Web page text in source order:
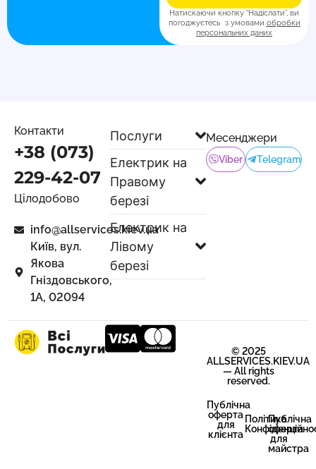
Натискаючи кнопку “Надіслати”, ви
погоджуєтесь з умовами обробки
персональних даних
Контакти
+38 (073)
229-42-07
Цілодобово
info@allservices.kiev.ua
Київ, вул.
Якова
Гніздовського,
1А, 02094
Послуги
Електрик на
Правому
березі
Електрик на
Лівому
березі
Месенджери
Viber Telegram
Політика
Публічна
оферта
для
клієнта
Публічна
оферта
для
майстра
© 2025
ALLSERVICES.KIEV.UA
— All rights
reserved.